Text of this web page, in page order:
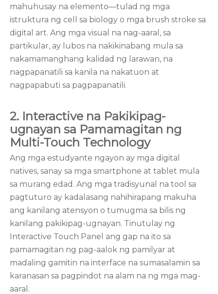
mahuhusay na elemento—tulad ng mga
istruktura ng cell sa biology o mga brush stroke sa
digital art. Ang mga visual na nag-aaral, sa
partikular, ay lubos na nakikinabang mula sa
nakamamanghang kalidad ng larawan, na
nagpapanatili sa kanila na nakatuon at
nagpapabuti sa pagpapanatili.
2. Interactive na Pakikipag-
ugnayan sa Pamamagitan ng
Multi-Touch Technology
Ang mga estudyante ngayon ay mga digital
natives, sanay sa mga smartphone at tablet mula
sa murang edad. Ang mga tradisyunal na tool sa
pagtuturo ay kadalasang nahihirapang makuha
ang kanilang atensyon o tumugma sa bilis ng
kanilang pakikipag-ugnayan. Tinutulay ng
Interactive Touch Panel ang gap na ito sa
pamamagitan ng pag-aalok ng pamilyar at
madaling gamitin na interface na sumasalamin sa
karanasan sa pagpindot na alam na ng mga mag-
aaral.